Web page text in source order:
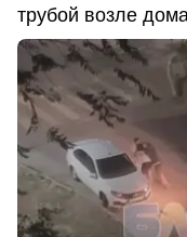
трубой возле